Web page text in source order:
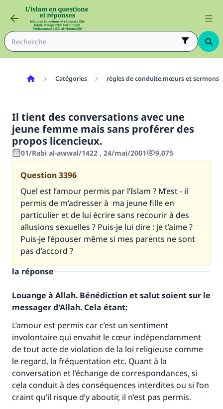
Catégories règles de conduite,mœurs et sermons
Il tient des conversations avec une
jeune femme mais sans proférer des
propos licencieux.
01/Rabi al-awwal/1422 , 24/mai/2001 9,075
Question3396
Quel est l’amour permis par l’Islam ? M’est - il
permis de m’adresser à ma jeune fille en
particulier et de lui écrire sans recourir à des
allusions sexuelles ? Puis-je lui dire : je t’aime ?
Puis-je l’épouser même si mes parents ne sont
pas d’accord ?
la réponse
Louange à Allah. Bénédiction et salut soient sur le
messager d'Allah. Cela étant:
L’amour est permis car c’est un sentiment
involontaire qui envahit le cœur indépendamment
de tout acte de violation de la loi religieuse comme
le regard, la fréquentation etc. Quant à la
conversation et l’échange de correspondances, si
cela conduit à des conséquences interdites ou si l’on
craint qu’il risque d’y aboutir, il n’est pas permis.
Faites une différence dans la vie de
millions de personnes grâce à votre